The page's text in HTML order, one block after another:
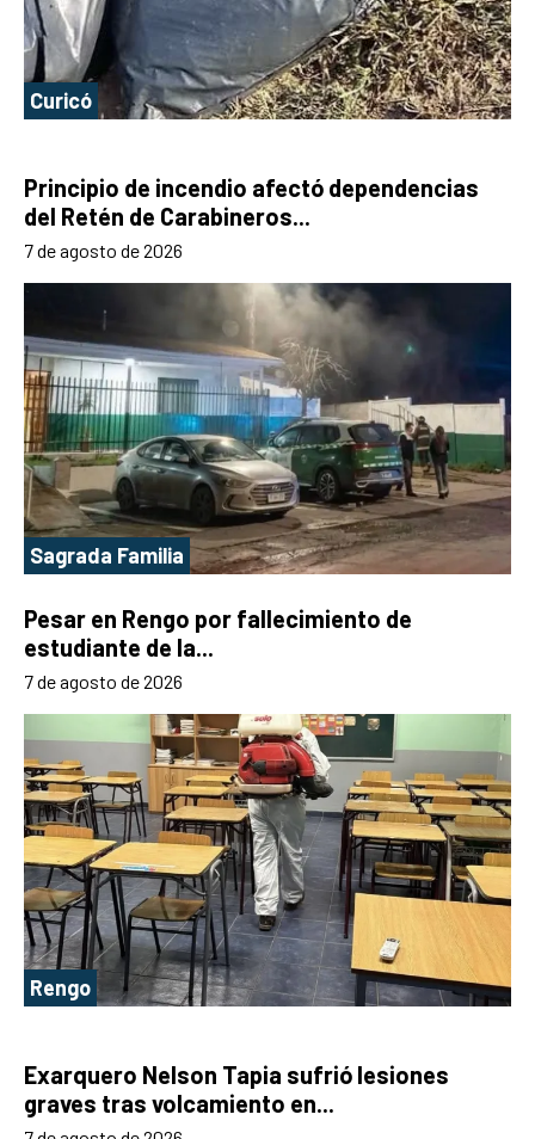
Curicó
Principio de incendio afectó dependencias
del Retén de Carabineros...
7 de agosto de 2026
Sagrada Familia
Pesar en Rengo por fallecimiento de
estudiante de la...
7 de agosto de 2026
Rengo
Exarquero Nelson Tapia sufrió lesiones
graves tras volcamiento en...